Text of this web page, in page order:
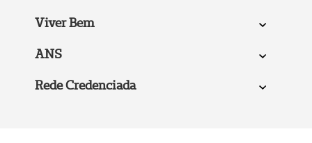
Viver Bem
ANS
Rede Credenciada